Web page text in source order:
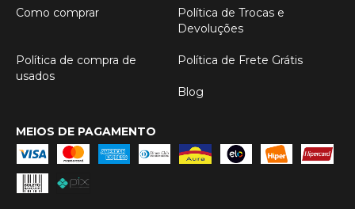
Como comprar
Política de Trocas e
Devoluções
Política de compra de
usados
Política de Frete Grátis
Blog
MEIOS DE PAGAMENTO